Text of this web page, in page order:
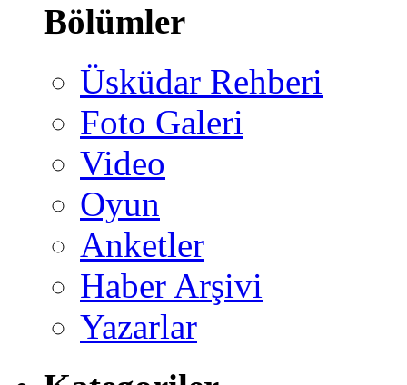
Bölümler
Üsküdar Rehberi
Foto Galeri
Video
Oyun
Anketler
Haber Arşivi
Yazarlar